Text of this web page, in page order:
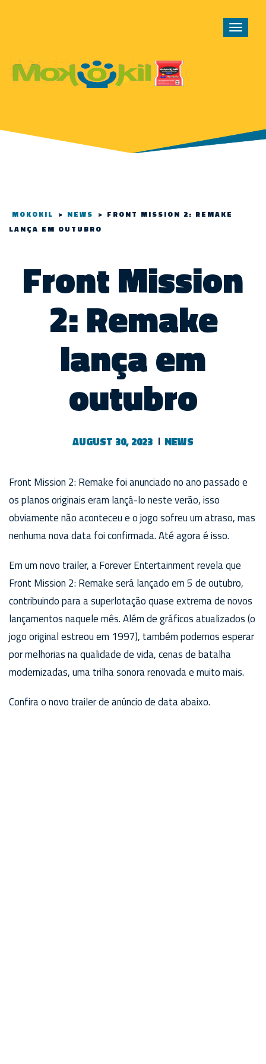
Toggle
MOKOKIL > NEWS > FRONT MISSION 2: REMAKE
LANÇA EM OUTUBRO
Front Mission
2: Remake
lança em
outubro
AUGUST 30, 2023 NEWS
Front Mission 2: Remake foi anunciado no ano passado e
os planos originais eram lançá-lo neste verão, isso
obviamente não aconteceu e o jogo sofreu um atraso, mas
nenhuma nova data foi confirmada. Até agora é isso.
Em um novo trailer, a Forever Entertainment revela que
Front Mission 2: Remake será lançado em 5 de outubro,
contribuindo para a superlotação quase extrema de novos
lançamentos naquele mês. Além de gráficos atualizados (o
jogo original estreou em 1997), também podemos esperar
por melhorias na qualidade de vida, cenas de batalha
modernizadas, uma trilha sonora renovada e muito mais.
Confira o novo trailer de anúncio de data abaixo.